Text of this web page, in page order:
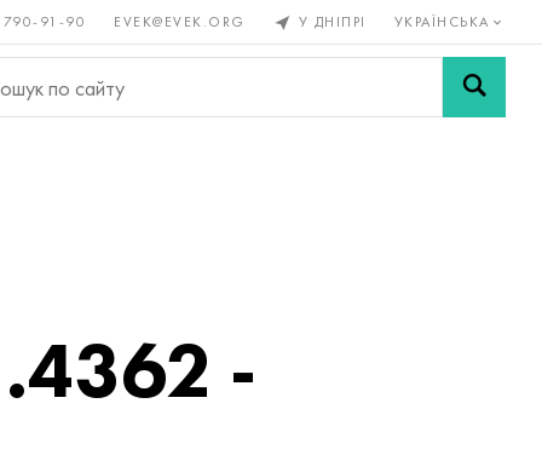
91-90 EVEK@EVEK.ORG У ДНІПРІ УКРАЇНСЬКА
Легована Сітки і
-